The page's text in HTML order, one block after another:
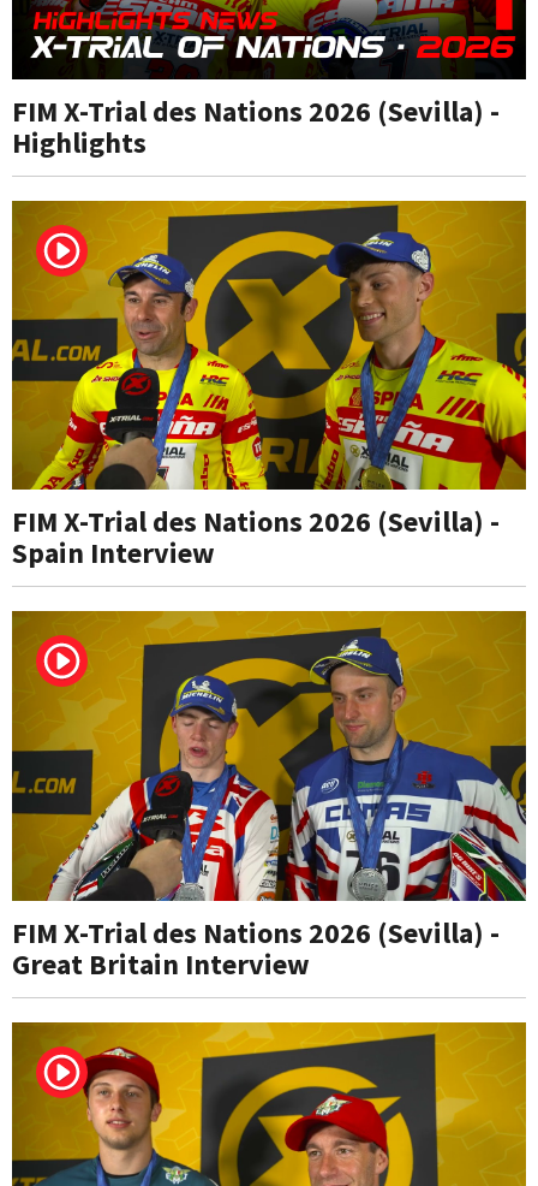
FIM X-Trial des Nations 2026 (Sevilla) -
Highlights
FIM X-Trial des Nations 2026 (Sevilla) -
Spain Interview
FIM X-Trial des Nations 2026 (Sevilla) -
Great Britain Interview